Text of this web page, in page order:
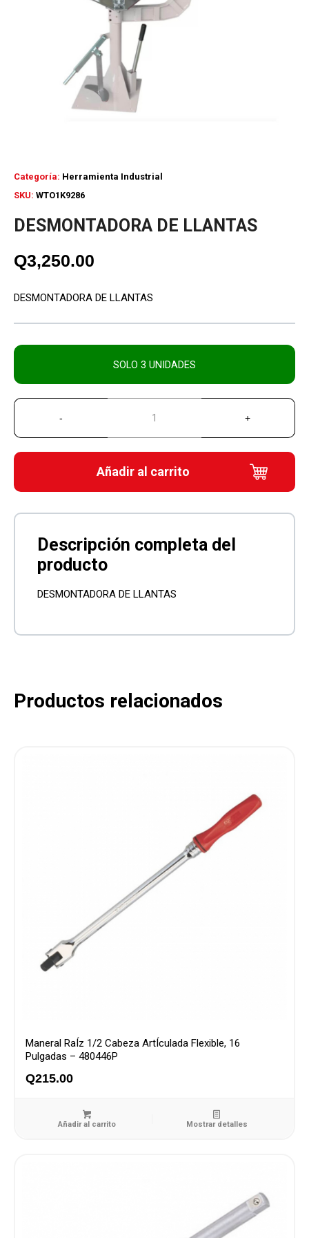
SKU: WTO1K9286
Categoría: Herramienta Industrial
DESMONTADORA DE LLANTAS
Q3,250.00
DESMONTADORA DE LLANTAS
SOLO 3 UNIDADES
Añadir al carrito
DESMONTADORA DE LLANTAS
Productos relacionados
Maneral RaÍz 1/2 Cabeza ArtÍculada Flexible, 16
Pulgadas – 480446P
Q215.00
Añadir al carrito Mostrar detalles